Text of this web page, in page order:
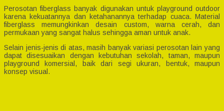
Perosotan fiberglass banyak digunakan untuk playground outdoor
karena kekuatannya dan ketahanannya terhadap cuaca. Material
fiberglass memungkinkan desain custom, warna cerah, dan
permukaan yang sangat halus sehingga aman untuk anak.
Selain jenis-jenis di atas, masih banyak variasi perosotan lain yang
dapat disesuaikan dengan kebutuhan sekolah, taman, maupun
playground komersial, baik dari segi ukuran, bentuk, maupun
konsep visual.